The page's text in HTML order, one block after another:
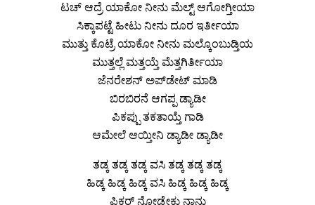
ಟಚ್ ಆದ್ರೆ ಯಾಕೋ ನೀನು ಮೆಲ್ಟ್ ಆಗೋಗ್ತೀಯಾ
ಸಿಕ್ಕಾಪಟ್ಟೆ ಹೀಟು ನೀನು ದೂರ ಇರ್ತೀಯಾ
ಮುತ್ತು ಕೊಟ್ರೆ ಯಾಕೋ ನೀನು ಮಲ್ಕೊಂಬುಡ್ತಿಯ
ಮುತ್ತಲ್ಲೆ ಮತ್ತಯ್ತೆ ಮೆತ್ತಗಿರ್ತೀಯಾ
ಜೆನರೇಶನ್ ಅಪ್‌ಡೇಟ್ ಮಾಡಿ
ಬಿರಬಿರನೆ ಆಗಪ್ಪ ಡ್ಯಾಡೀ
ಪಿಕಪ್ಪು ತಕತಾಯ್ತೆ ಗಾಡಿ
ಆಮೇಲೆ ಆಯ್ತೀನಿ ಡ್ಯಾಡೀ ಡ್ಯಾಡೀ
ತಡ್ಕ ತಡ್ಕ ತಡ್ಕ ವಸಿ ತಡ್ಕ ತಡ್ಕ ತಡ್ಕ
ಹಿಡ್ಕ ಹಿಡ್ಕ ಹಿಡ್ಕ ವಸಿ ಹಿಡ್ಕ ಹಿಡ್ಕ ಹಿಡ್ಕ
ಪಿಕ್ಚರ್ ನೋಡ್ಬೇಕು ನಾನು